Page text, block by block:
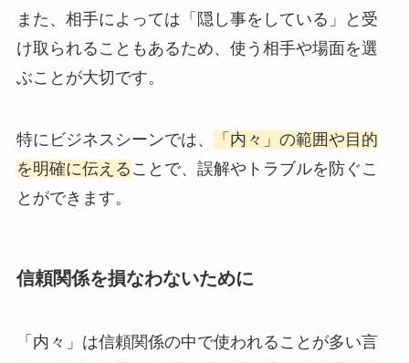
また、相手によっては「隠し事をしている」と受
け取られることもあるため、使う相手や場面を選
ぶことが大切です。
特にビジネスシーンでは、
「内々」の範囲や目的
を明確に伝える ことで、誤解やトラブルを防ぐこ
とができます。
信頼関係を損なわないために
「内々」は信頼関係の中で使われることが多い言